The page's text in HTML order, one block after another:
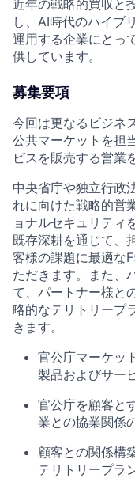
近年の戦略的買収と
し、AI時代のハイブ
運用する企業にとっ
供しています。
募集要項
今回は更なるビジネ
公共マーケットを担
ビスを販売する営業
中央省庁や独立行政
れに向けた戦略的営
ョナルセキュリティ
既存深耕を通じて、
客様の課題に最適な
ただきます。また、
て、パートナー様と
略的なテリトリープ
きます。
官公庁マーケッ
製品およびサー
官公庁を顧客と
業との協業関係
顧客との関係構
テリトリープラ